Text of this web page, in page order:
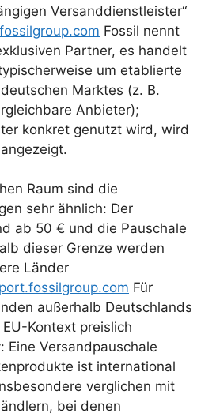
Versanddienstleister“
Fossil nennt
Partner, es handelt
um etablierte
Marktes (z. B.
Anbieter);
konkret genutzt wird, wird
Raum sind die
sehr ähnlich: Der
ab 50 € und die Pauschale
dieser Grenze werden
Länder
Für
außerhalb Deutschlands
Kontext preislich
Eine Versandpauschale
ist international
verglichen mit
bei denen